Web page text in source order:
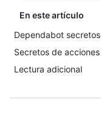
En este artículo
Dependabot secretos
Secretos de acciones
Lectura adicional